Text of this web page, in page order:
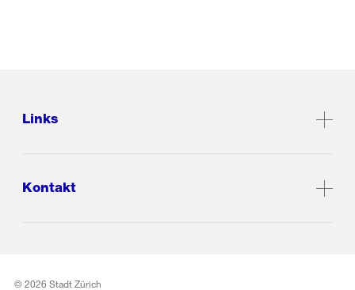
Links
Kontakt
© 2026 Stadt Zürich